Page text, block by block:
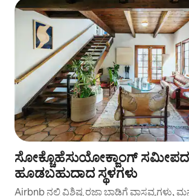
ಸೋಕ್ಚೊಹೆಸುಯೋಕ್ಜಾಂಗ್
ಹೂಡಬಹುದಾದ ಸ್ಥಳಗಳು
Airbnb ನಲ್ಲಿ ವಿಶಿಷ್ಟ ರಜಾ ಬಾಡಿಗೆ ವಾಸ್ತವ್ಯಗಳು,